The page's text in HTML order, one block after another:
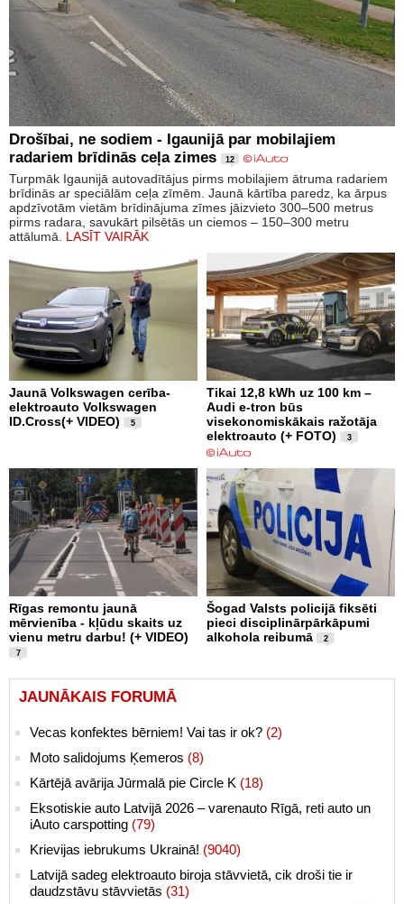
Drošībai, ne sodiem - Igaunijā par mobilajiem
radariem brīdinās ceļa zimes
12
Turpmāk Igaunijā autovadītājus pirms mobilajiem ātruma radariem
brīdinās ar speciālām ceļa zīmēm. Jaunā kārtība paredz, ka ārpus
apdzīvotām vietām brīdinājuma zīmes jāizvieto 300–500 metrus
pirms radara, savukārt pilsētās un ciemos – 150–300 metru
attālumā. LASĪT VAIRĀK
Jaunā Volkswagen cerība-
elektroauto Volkswagen
ID.Cross(+ VIDEO)
5
Tikai 12,8 kWh uz 100 km –
Audi e-tron būs
visekonomiskākais ražotāja
elektroauto (+ FOTO)
3
Rīgas remontu jaunā
mērvienība - kļūdu skaits uz
vienu metru darbu! (+ VIDEO)
7
Šogad Valsts policijā fiksēti
pieci disciplinārpārkāpumi
alkohola reibumā
2
JAUNĀKAIS FORUMĀ
Vecas konfektes bērniem! Vai tas ir ok? (2)
Moto salidojums Ķemeros (8)
Kārtējā avārija Jūrmalā pie Circle K (18)
Eksotiskie auto Latvijā 2026 – varenauto Rīgā, reti auto un
iAuto carspotting (79)
Krievijas iebrukums Ukrainā! (9040)
Latvijā sadeg elektroauto biroja stāvvietā, cik droši tie ir
daudzstāvu stāvvietās (31)